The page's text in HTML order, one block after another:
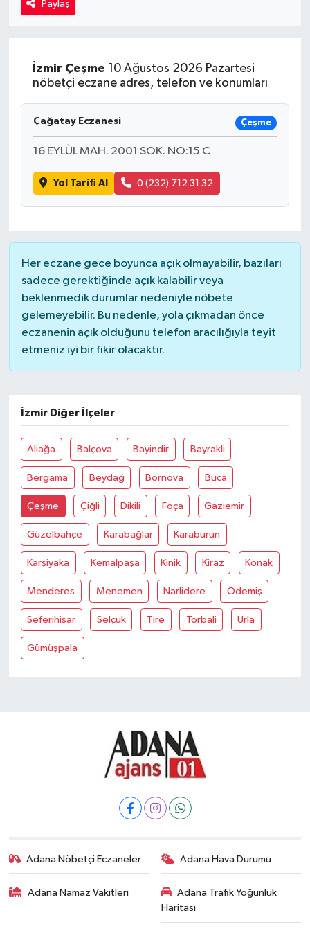
Paylaş
İzmir Çeşme 10 Ağustos 2026 Pazartesi
nöbetçi eczane adres, telefon ve konumları
Çağatay Eczanesi Çeşme
16 EYLÜL MAH. 2001 SOK. NO:15 C
Yol Tarifi Al 0 (232) 712 31 32
Her eczane gece boyunca açık olmayabilir, bazıları
sadece gerektiğinde açık kalabilir veya
beklenmedik durumlar nedeniyle nöbete
gelemeyebilir. Bu nedenle, yola çıkmadan önce
eczanenin açık olduğunu telefon aracılığıyla teyit
etmeniz iyi bir fikir olacaktır.
İzmir Diğer İlçeler
Aliağa Balçova Bayindir Bayrakli
Bergama Beydağ Bornova Buca
Çeşme Çiğli Dikili Foça Gaziemir
Güzelbahçe Karabağlar Karaburun
Karşiyaka Kemalpaşa Kinik Kiraz Konak
Menderes Menemen Narlidere Ödemiş
Seferihisar Selçuk Tire Torbali Urla
Gümüşpala
Adana Nöbetçi Eczaneler Adana Hava Durumu
Adana Namaz Vakitleri
Adana Trafik Yoğunluk
Haritası
Yaşam